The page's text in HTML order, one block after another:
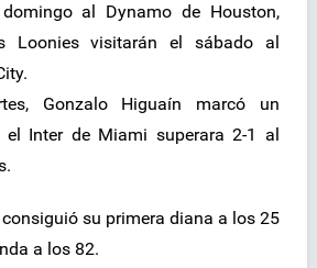
al Dynamo de Houston,
Loonies visitarán el sábado al
Gonzalo Higuaín marcó un
Inter de Miami superara 2-1 al
su primera diana a los 25
a los 82.